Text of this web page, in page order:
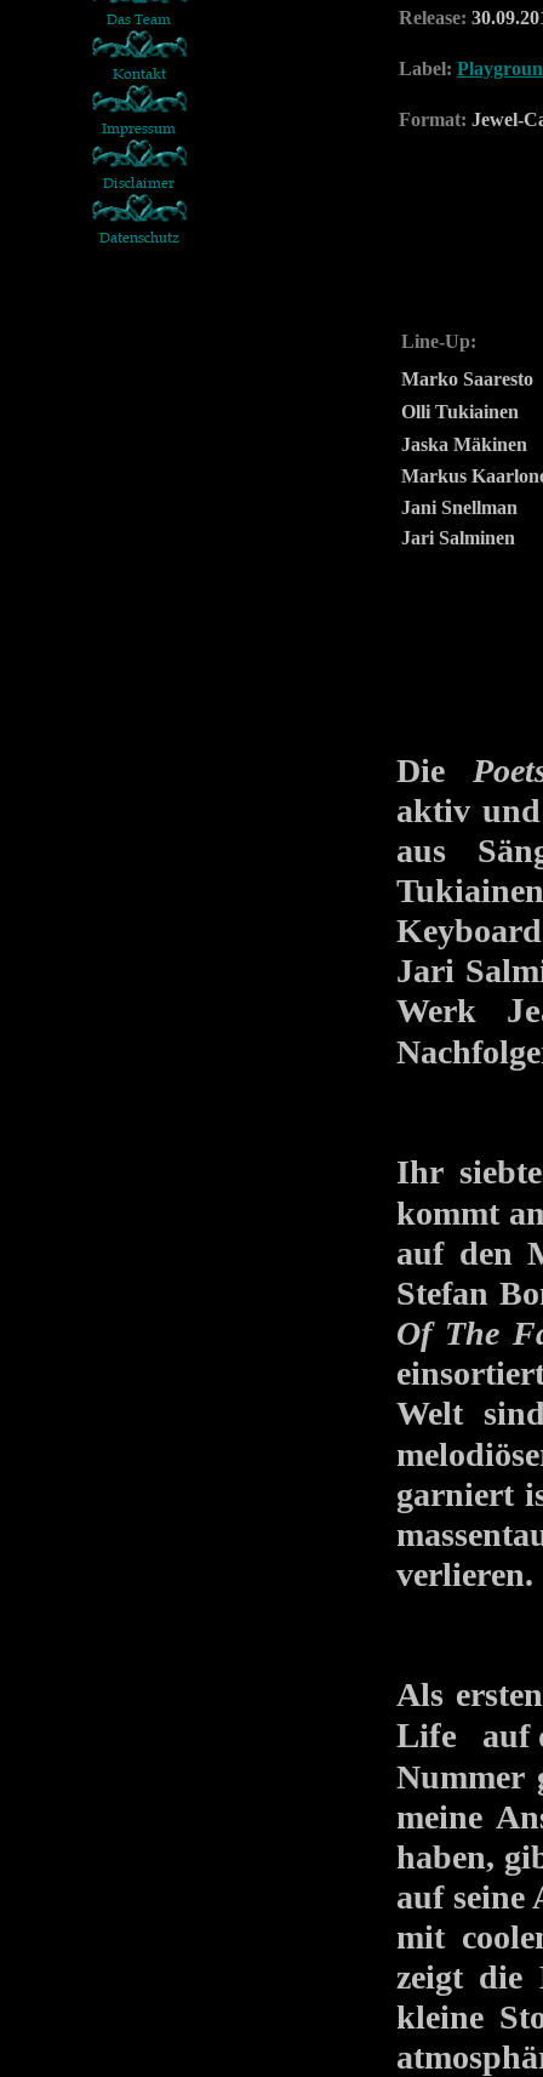
Release:
Label:
Format: Jewel-
Line-Up:
Marko Saaresto
Olli Tukiainen
Jaska Mäkinen
Markus
Jani Snellman
Jari Salminen
Die
aktiv und
aus
Jari
Werk
Ihr
kommt
auf den
Stefan
Of The
Welt
garniert
verlieren.
Als
Life auf
Nummer
meine
haben,
auf seine
mit
zeigt die
kleine